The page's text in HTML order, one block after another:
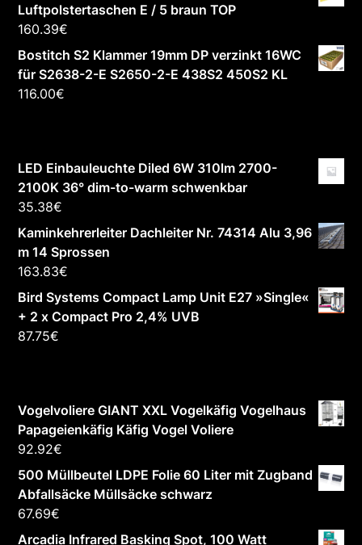
Luftpolstertaschen E / 5 braun TOP
160.39€
Bostitch S2 Klammer 19mm DP verzinkt 16WC
für S2638-2-E S2650-2-E 438S2 450S2 KL
116.00€
LED Einbauleuchte Diled 6W 310lm 2700-
2100K 36° dim-to-warm schwenkbar
35.38€
Kaminkehrerleiter Dachleiter Nr. 74314 Alu 3,96
m 14 Sprossen
163.83€
Bird Systems Compact Lamp Unit E27 »Single«
+ 2 x Compact Pro 2,4% UVB
87.75€
Vogelvoliere GIANT XXL Vogelkäfig Vogelhaus
Papageienkäfig Käfig Vogel Voliere
92.92€
500 Müllbeutel LDPE Folie 60 Liter mit Zugband
Abfallsäcke Müllsäcke schwarz
67.69€
Arcadia Infrared Basking Spot, 100 Watt